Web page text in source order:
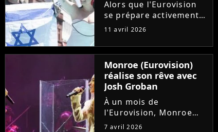
chaîne et sera...
Alors que l'Eurovision
se prépare activement
en coulisses, et que la
des favoris, l'Eurovision
Junior 2026 aussi se
dessine. Et Israël, dont
la participation fait...
11 avril 2026
Monroe (Eurovision)
réalise son rêve avec
Josh Groban
À un mois de
l'Eurovision, Monroe
concrétise déjà un rêve
7 avril 2026